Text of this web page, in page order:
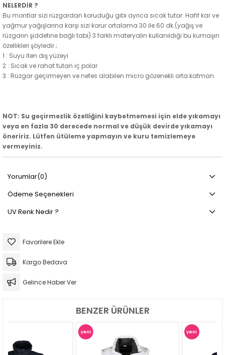
NELERDİR ?
Bu montlar sizi rüzgardan koruduğu gibi ayrıca sıcak tutar. Hafif kar ve
yağmur yağışlarına karşı sizi korur ortalama 30 ile 60 dk.(yağış ve
rüzgarın şiddetine bağlı tabi) 3 farklı materyalin kullanıldığı bu kumaşın
özellikleri şöyledir ;
1 : Suyu iten dış yüzeyi
2 : Sıcak ve rahat tutan iç polar
3 : Rüzgar geçirmeyen ve nefes alabilen micro gözenekli orta katman.
NOT: Su geçirmezlik özelliğini kaybetmemesi için elde yıkamayı
veya en fazla 30 derecede normal ve düşük devirde yıkamayı
öneririz. Lütfen ütüleme yapmayın ve kuru temizlemeye
vermeyiniz.
Yorumlar(0)
Ödeme Seçenekleri
UV Renk Nedir ?
Favorilere Ekle
Kargo Bedava
Gelince Haber Ver
BENZER ÜRÜNLER
ürün ürün